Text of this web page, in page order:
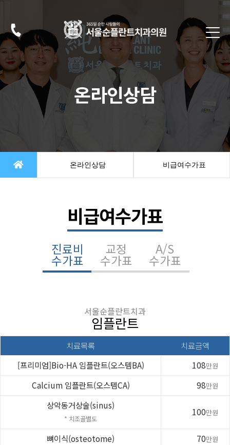
온라인상담
온라인상담 비급여수가표
비급여수가표
진료비
수가표
교정
수가표
A/S
수가표
서울순플란트치과
임플란트
치료목록
치료금액
[프리미엄]Bio-HA 임플란트(오스템BA)
108만원
Calcium 임플란트(오스템CA) 98만원
상악동거상술(sinus)
* 치조골별도
100만원
뼈이식(osteotome) 70만원